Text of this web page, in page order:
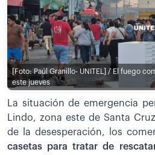
[Foto: Paúl Granillo- UNITEL] / El fuego
este jueves
La situación de emergencia
Lindo, zona este de Santa
de la desesperación, los
casetas para tratar de